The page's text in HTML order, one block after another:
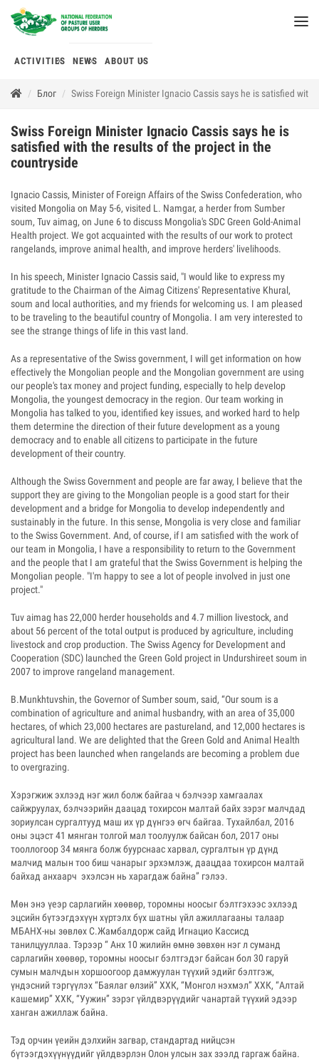
ACTIVITIES NEWS ABOUT US
Блог Swiss Foreign Minister Ignacio Cassis says he is satisfied
Swiss Foreign Minister Ignacio Cassis says he is
satisfied with the results of the project in the
countryside
Ignacio Cassis, Minister of Foreign Affairs of the Swiss Confederation, who
visited Mongolia on May 5-6, visited L. Namgar, a herder from Sumber
soum, Tuv aimag, on June 6 to discuss Mongolia's SDC Green Gold-Animal
Health project. We got acquainted with the results of our work to protect
rangelands, improve animal health, and improve herders' livelihoods.
In his speech, Minister Ignacio Cassis said, "I would like to express my
gratitude to the Chairman of the Aimag Citizens' Representative Khural,
soum and local authorities, and my friends for welcoming us. I am pleased
to be traveling to the beautiful country of Mongolia. I am very interested to
see the strange things of life in this vast land.
As a representative of the Swiss government, I will get information on how
effectively the Mongolian people and the Mongolian government are using
our people's tax money and project funding, especially to help develop
Mongolia, the youngest democracy in the region. Our team working in
Mongolia has talked to you, identified key issues, and worked hard to help
them determine the direction of their future development as a young
democracy and to enable all citizens to participate in the future
development of their country.
Although the Swiss Government and people are far away, I believe that the
support they are giving to the Mongolian people is a good start for their
development and a bridge for Mongolia to develop independently and
sustainably in the future. In this sense, Mongolia is very close and familiar
to the Swiss Government. And, of course, if I am satisfied with the work of
our team in Mongolia, I have a responsibility to return to the Government
and the people that I am grateful that the Swiss Government is helping the
Mongolian people. "I'm happy to see a lot of people involved in just one
project."
Tuv aimag has 22,000 herder households and 4.7 million livestock, and
about 56 percent of the total output is produced by agriculture, including
livestock and crop production. The Swiss Agency for Development and
Cooperation (SDC) launched the Green Gold project in Undurshireet soum in
2007 to improve rangeland management.
B.Munkhtuvshin, the Governor of Sumber soum, said, “Our soum is a
combination of agriculture and animal husbandry, with an area of 35,000
hectares, of which 23,000 hectares are pastureland, and 12,000 hectares is
agricultural land. We are delighted that the Green Gold and Animal Health
project has been launched when rangelands are becoming a problem due
to overgrazing.
Хэрэгжиж эхлээд нэг жил болж байгаа ч бэлчээр хамгаалах
сайжруулах, бэлчээрийн даацад тохирсон малтай байх зэрэг малчдад
зориулсан сургалтууд маш их үр дүнгээ өгч байгаа. Тухайлбал, 2016
оны эцэст 41 мянган толгой мал тоолуулж байсан бол, 2017 оны
тооллогоор 34 мянга болж буурснаас харвал, сургалтын үр дүнд
малчид малын тоо биш чанарыг эрхэмлэж, даацдаа тохирсон малтай
байхад анхаарч эхэлсэн нь харагдаж байна” гэлээ.
Мөн энэ үеэр сарлагийн хөөвөр, торомны ноосыг бэлтгэхээс эхлээд
эцсийн бүтээгдэхүүн хүртэлх бүх шатны үйл ажиллагааны талаар
МБАНХ-ны зөвлөх С.Жамбалдорж сайд Игнацио Кассисд
танилцууллаа. Тэрээр “ Анх 10 жилийн өмнө зөвхөн нэг л суманд
сарлагийн хөөвөр, торомны ноосыг бэлтгэдэг байсан бол 30 гаруй
сумын малчдын хоршоогоор дамжуулан түүхий эдийг бэлтгэж,
үндэсний тэргүүлэх “Баялаг өлзий” ХХК, “Монгол нэхмэл” ХХК, “Алтай
кашемир” ХХК, “Уужин” зэрэг үйлдвэрүүдийг чанартай түүхий эдээр
ханган ажиллаж байна.
Тэд орчин үеийн дэлхийн загвар, стандартад нийцсэн
бүтээгдэхүүнүүдийг үйлдвэрлэн Олон улсын зах зээлд гаргаж байна.